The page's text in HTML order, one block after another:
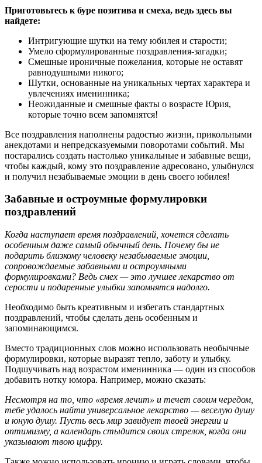
Приготовьтесь к буре позитива и смеха, ведь здесь вы
найдете:
Интригующие шутки на тему юбилея и старости;
Умело сформулированные поздравления-загадки;
Смешные ироничные пожелания, которые не оставят
равнодушными никого;
Шутки, основанные на уникальных чертах характера и
увлечениях именинника;
Неожиданные и смешные факты о возрасте Юрия,
которые точно всем запомнятся!
Все поздравления наполнены радостью жизни, прикольными
анекдотами и непредсказуемыми поворотами событий. Мы
постарались создать настолько уникальные и забавные вещи,
чтобы каждый, кому это поздравление адресовано, улыбнулся
и получил незабываемые эмоции в день своего юбилея!
Забавные и остроумные формулировки
поздравлений
Когда наступает время поздравлений, хочется сделать
особенным даже самый обычный день. Почему бы не
подарить близкому человеку незабываемые эмоции,
сопровождаемые забавными и остроумными
формулировками? Ведь смех — это лучшее лекарство от
серости и подаренные улыбки запомнятся надолго.
Необходимо быть креативным и избегать стандартных
поздравлений, чтобы сделать день особенным и
запоминающимся.
Вместо традиционных слов можно использовать необычные
формулировки, которые выразят тепло, заботу и улыбку.
Подшучивать над возрастом именинника — один из способов
добавить нотку юмора. Например, можно сказать:
Несмотря на то, что «время лечит» и течет своим чередом,
тебе удалось найти универсальное лекарство — веселую душу
и юную душу. Пусть весь мир завидует твоей энергии и
оптимизму, а календарь стыдится своих стрелок, когда они
указывают твою цифру.